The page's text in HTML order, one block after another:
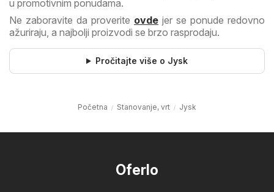
u promotivnim ponudama.
Ne zaboravite da proverite ovde jer se ponude redovno
ažuriraju, a najbolji proizvodi se brzo rasprodaju.
Pročitajte više o Jysk
Početna Stanovanje, vrt Jysk
Oferlo